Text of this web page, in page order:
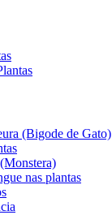
(Bigode de Gato)
nas plantas